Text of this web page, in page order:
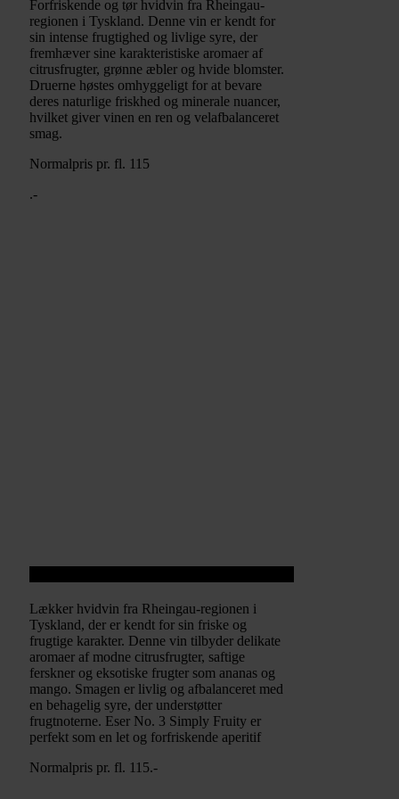
Forfriskende og tør hvidvin fra Rheingau-
regionen i Tyskland. Denne vin er kendt for
sin intense frugtighed og livlige syre, der
fremhæver sine karakteristiske aromaer af
citrusfrugter, grønne æbler og hvide blomster.
Druerne høstes omhyggeligt for at bevare
deres naturlige friskhed og minerale nuancer,
hvilket giver vinen en ren og velafbalanceret
smag.
Normalpris pr. fl. 115
.-
Lækker hvidvin fra Rheingau-regionen i
Tyskland, der er kendt for sin friske og
frugtige karakter. Denne vin tilbyder delikate
aromaer af modne citrusfrugter, saftige
ferskner og eksotiske frugter som ananas og
mango. Smagen er livlig og afbalanceret med
en behagelig syre, der understøtter
frugtnoterne. Eser No. 3 Simply Fruity er
perfekt som en let og forfriskende aperitif
Normalpris pr. fl. 115.-